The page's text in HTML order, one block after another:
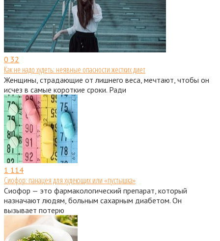
0 32
Как не надо худеть: неявные опасности жестких диет
Женщины, страдающие от лишнего веса, мечтают, чтобы он
исчез в самые короткие сроки. Ради
1 114
Сиофор: панацея для худеющих или «пустышка»
Сиофор — это фармакологический препарат, который
назначают людям, больным сахарным диабетом. Он
вызывает потерю